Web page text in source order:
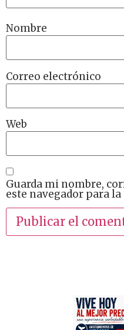
Nombre
Correo electrónico
Web
Guarda mi nombre,
este navegador para